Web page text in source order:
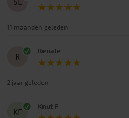
11 maanden geleden
R
Renate
2 jaar geleden
KF
Knut F